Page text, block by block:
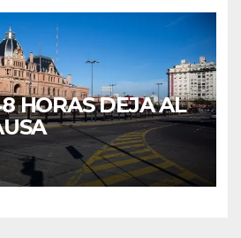
HORAS DEJA AL